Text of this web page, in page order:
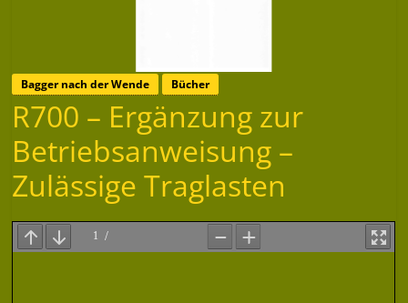
Bagger nach der Wende Bücher
R700 – Ergänzung zur
Betriebsanweisung –
Zulässige Traglasten